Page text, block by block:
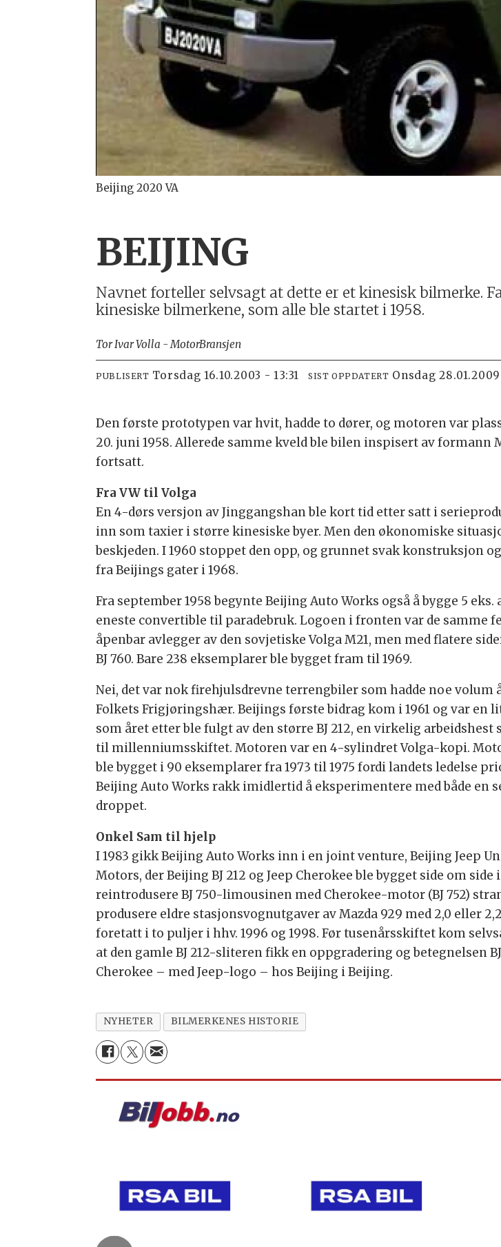
Beijing 2020 VA
BEIJING
Navnet forteller selvsagt at dette er et kinesisk bilmerke.
kinesiske bilmerkene, som alle ble startet i 1958.
Tor Ivar Volla - MotorBransjen
PUBLISERT torsdag 16.10.2003 - 13:31 SIST OPPDATERT onsdag 28.01.2009
Den første prototypen var hvit, hadde to dører, og motoren var
20. juni 1958. Allerede samme kveld ble bilen inspisert av
fortsatt.
Fra VW til Volga
En 4-dørs versjon av Jinggangshan ble kort tid etter satt i
inn som taxier i større kinesiske byer. Men den økonomiske
beskjeden. I 1960 stoppet den opp, og grunnet svak konstruksjon
fra Beijings gater i 1968.
Fra september 1958 begynte Beijing Auto Works også å bygge 5
eneste convertible til paradebruk. Logoen i fronten var de samme
åpenbar avlegger av den sovjetiske Volga M21, men med flatere
BJ 760. Bare 238 eksemplarer ble bygget fram til 1969.
Nei, det var nok firehjulsdrevne terrengbiler som hadde noe volum
Folkets Frigjøringshær. Beijings første bidrag kom i 1961 og var en
som året etter ble fulgt av den større BJ 212, en virkelig
til millenniumsskiftet. Motoren var en 4-sylindret Volga-kopi.
ble bygget i 90 eksemplarer fra 1973 til 1975 fordi landets ledelse
Beijing Auto Works rakk imidlertid å eksperimentere med både en
droppet.
Onkel Sam til hjelp
I 1983 gikk Beijing Auto Works inn i en joint venture, Beijing Jeep
Motors, der Beijing BJ 212 og Jeep Cherokee ble bygget side om
reintrodusere BJ 750-limousinen med Cherokee-motor (BJ 752)
produsere eldre stasjonsvognutgaver av Mazda 929 med 2,0 eller
foretatt i to puljer i hhv. 1996 og 1998. Før tusenårsskiftet kom
at den gamle BJ 212-sliteren fikk en oppgradering og betegnelsen
Cherokee – med Jeep-logo – hos Beijing i Beijing.
NYHETER BILMERKENES HISTORIE